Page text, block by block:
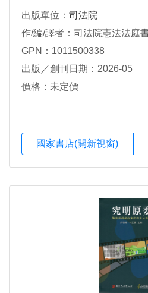
出版單位： 司法院
作/編/譯者：司法院憲法法庭
GPN：1011500338
出版／創刊日期：2026-05
價格：未定價
國家書店(開新視窗)